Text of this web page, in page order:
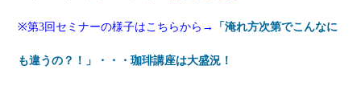
※第3 回セミナーの様子はこちらから→ 「淹れ方次第でこんなに
も違うの？！」・・・珈琲講座は大盛況！